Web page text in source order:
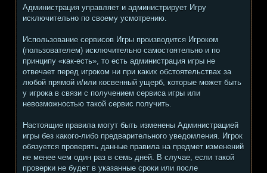
Администрация управляет и администрирует Игру
исключительно по своему усмотрению.
Использование сервисов Игры производится Игроком
(пользователем) исключительно самостоятельно и по
принципу «как-есть», то есть администрация игры не
отвечает перед игроком ни при каких обстоятельствах за
любой прямой и/или косвенный ущерб, которые может быть
у игрока в связи с получением сервиса игры или
невозможностью такой сервис получить.
Настоящие правила могут быть изменены Администрацией
игры без какого-либо предварительного уведомления. Игрок
обязуется проверять данные правила на предмет изменений
не менее чем один раз в семь дней. В случае, если такой
проверки не будет в указанные сроки или после